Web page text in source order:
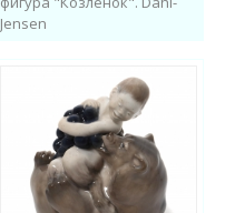
Jensen